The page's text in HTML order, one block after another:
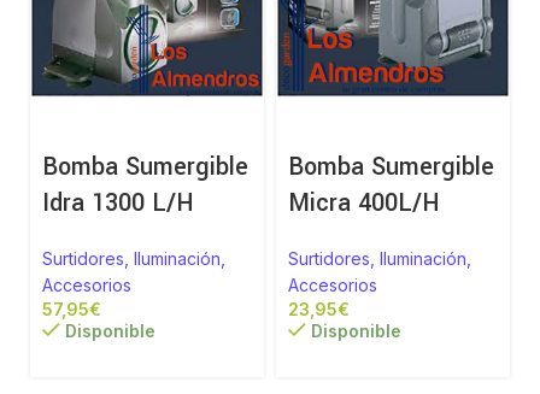
Bomba Sumergible
Idra 1300 L/H
Surtidores, Iluminación,
Accesorios
€
Disponible
Bomba Sumergible
Micra 400L/H
Surtidores, Iluminación,
Accesorios
€
Disponible